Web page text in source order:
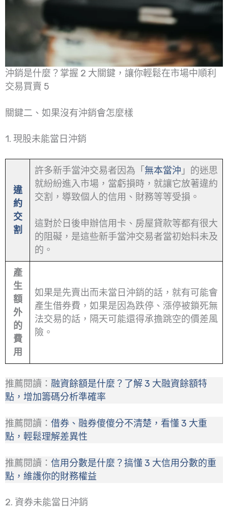
沖銷是什麼？掌握 2 大關鍵，讓你輕鬆在市場中順利
交易買賣 5
關鍵二、如果沒有沖銷會怎麼樣
1. 現股未能當日沖銷
違
約
交
割
許多新手當沖交易者因為「 無本當沖 」的迷思
就紛紛進入市場，當虧損時，就讓它放著違約
交割，導致個人的信用、財務等等受損。
這對於日後申辦信用卡、房屋貸款等都有很大
的阻礙，是這些新手當沖交易者當初始料未及
的。
產
生
額
外
的
費
用
如果是先賣出而未當日沖銷的話，就有可能會
產生借券費，如果是因為跌停、漲停被鎖死無
法交易的話，隔天可能還得承擔跳空的價差風
險。
推薦閱讀： 融資餘額是什麼？了解 3 大融資餘額特
點，增加籌碼分析準確率
推薦閱讀： 借券、融券傻傻分不清楚，看懂 3 大重
點，輕鬆理解差異性
推薦閱讀： 信用分數是什麼？搞懂 3 大信用分數的重
點，維護你的財務權益
2. 資券未能當日沖銷